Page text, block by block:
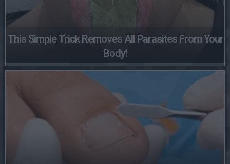
This Simple Trick Removes All Parasites From Your
Body!